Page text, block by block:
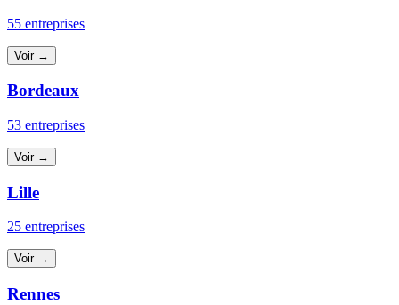
55 entreprises
Voir →
Bordeaux
53 entreprises
Voir →
Lille
25 entreprises
Voir →
Rennes